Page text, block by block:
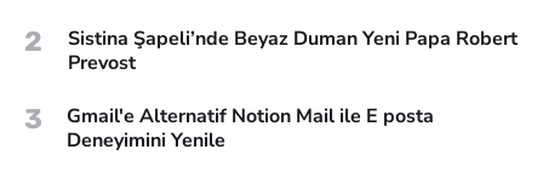
2
Sistina Şapeli’nde Beyaz Duman Yeni Papa Robert
Prevost
3
Gmail'e Alternatif Notion Mail ile E posta
Deneyimini Yenile